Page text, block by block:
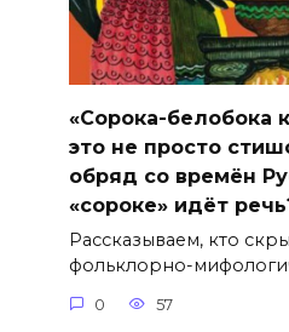
«Сорока-белобока
это не просто
обряд со времён
«сороке» идёт
Рассказываем, кто
фольклорно-
0 57